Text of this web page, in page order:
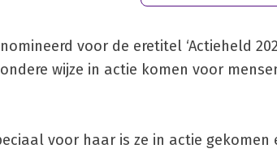
voor de eretitel ‘Actieheld
wijze in actie komen voor
voor haar is ze in actie gekomen